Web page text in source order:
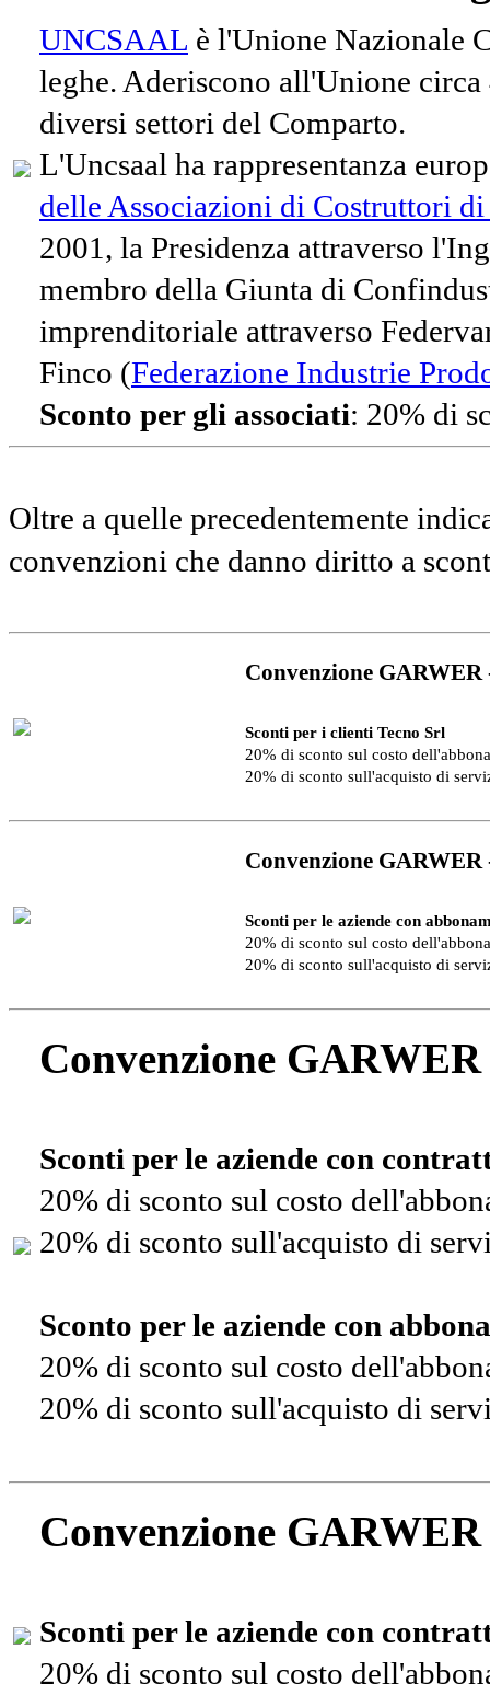
UNCSAAL è l'Unione Nazionale
leghe. Aderiscono all'Unione
diversi settori del Comparto.
L'Uncsaal ha rappresentanza
delle Associazioni di Costruttori
2001, la Presidenza attraverso
membro della Giunta di
imprenditoriale attraverso
Finco (Federazione Industrie
Sconto per gli associati: 20% di
Oltre a quelle precedentemente
convenzioni che danno diritto a
Convenzione
Sconti per i clienti Tecno Srl
20% di sconto sul costo
20% di sconto sull'acquisto di
Convenzione
Sconti per le aziende con
20% di sconto sul costo
20% di sconto sull'acquisto di
Convenzione
Sconti per le aziende con
20% di sconto sul costo
20% di sconto sull'acquisto di
Sconto per le aziende con
20% di sconto sul costo
20% di sconto sull'acquisto di
Convenzione
Sconti per le aziende con
20% di sconto sul costo